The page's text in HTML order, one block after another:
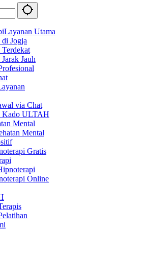
Layanan Utama
Jogja
Jauh
via Chat
Kado ULTAH
Mental
Mental
Gratis
Online